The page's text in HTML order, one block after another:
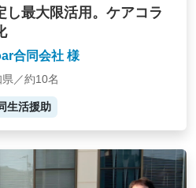
し最大限活用。ケアコラ
合同会社 様
／約10名
生活援助